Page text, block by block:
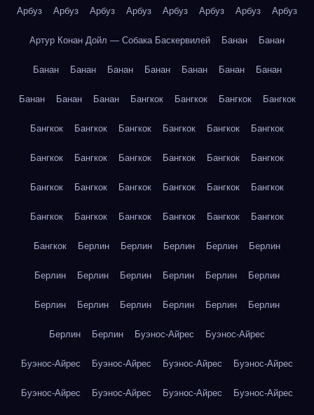
Арбуз Арбуз Арбуз Арбуз Арбуз Арбуз Арбуз Арбуз
Артур Конан Дойл — Собака Баскервилей Банан Банан
Банан Банан Банан Банан Банан Банан Банан
Банан Банан Банан Бангкок Бангкок Бангкок Бангкок
Бангкок Бангкок Бангкок Бангкок Бангкок Бангкок
Бангкок Бангкок Бангкок Бангкок Бангкок Бангкок
Бангкок Бангкок Бангкок Бангкок Бангкок Бангкок
Бангкок Бангкок Бангкок Бангкок Бангкок Бангкок
Бангкок Берлин Берлин Берлин Берлин Берлин
Берлин Берлин Берлин Берлин Берлин Берлин
Берлин Берлин Берлин Берлин Берлин Берлин
Берлин Берлин Буэнос-Айрес Буэнос-Айрес
Буэнос-Айрес Буэнос-Айрес Буэнос-Айрес Буэнос-Айрес
Буэнос-Айрес Буэнос-Айрес Буэнос-Айрес Буэнос-Айрес